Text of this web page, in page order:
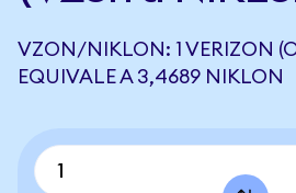
VZON/NIKLON: 1 VERIZON
EQUIVALE A 3,4689 NIKLON